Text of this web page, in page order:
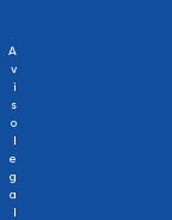
A
v
i
s
o
l
e
g
a
l